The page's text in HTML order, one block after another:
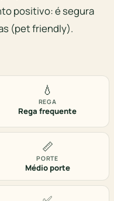
positivo: é segura
(pet friendly).
💧
REGA
Rega frequente
📏
PORTE
Médio porte